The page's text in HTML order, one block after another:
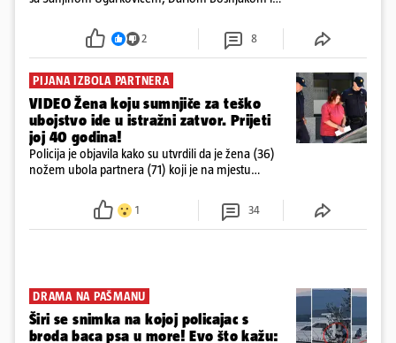
poslovanje nekretninama, a od osnutka nema
2 8
PIJANA IZBOLA PARTNERA
VIDEO Žena koju sumnjiče za teško
ubojstvo ide u istražni zatvor. Prijeti
joj 40 godina!
Policija je objavila kako su utvrdili da je žena (36)
nožem ubola partnera (71) koji je na mjestu
ispitali i poslali u istražni zatvor
1 34
DRAMA NA PAŠMANU
Širi se snimka na kojoj policajac s
broda baca psa u more! Evo što kažu: